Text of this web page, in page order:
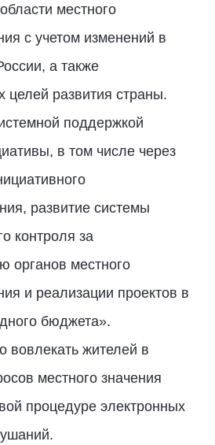
местного
с учетом изменений в
а также
целей развития страны.
поддержкой
в том числе через
развитие системы
контроля за
органов местного
и реализации проектов в
бюджета».
вовлекать жителей в
местного значения
процедуре электронных